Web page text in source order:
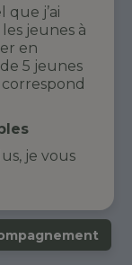
que j’ai
jeunes à
en
5 jeunes
je vous